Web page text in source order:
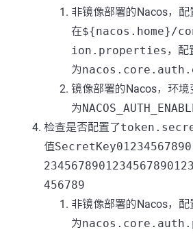
非镜像部署的Nacos，
在${nacos.home}/
ion.properties ，配
为
镜像部署的Nacos，环境
为
检查是否配置了
值
456789
非镜像部署的Nacos，
为